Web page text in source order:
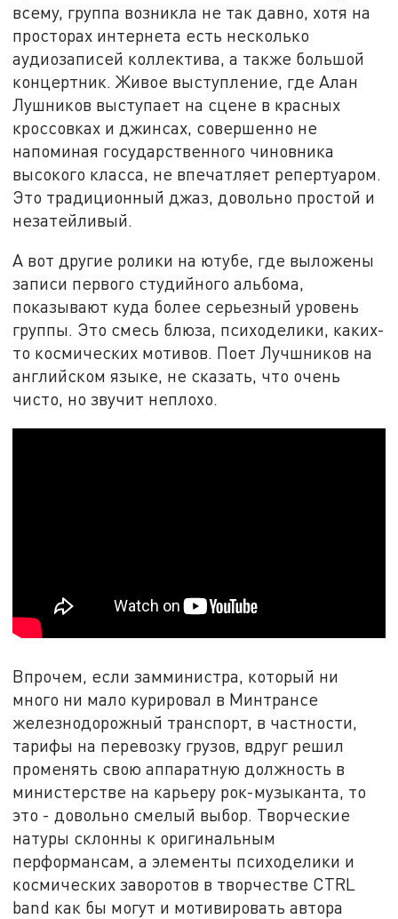
всему, группа возникла не так давно, хотя на
просторах интернета есть несколько
аудиозаписей коллектива, а также большой
концертник. Живое выступление, где Алан
Лушников выступает на сцене в красных
кроссовках и джинсах, совершенно не
напоминая государственного чиновника
высокого класса, не впечатляет репертуаром.
Это традиционный джаз, довольно простой и
незатейливый.
А вот другие ролики на ютубе, где выложены
записи первого студийного альбома,
показывают куда более серьезный уровень
группы. Это смесь блюза, психоделики, каких-
то космических мотивов. Поет Лучшников на
английском языке, не сказать, что очень
чисто, но звучит неплохо.
Впрочем, если замминистра, который ни
много ни мало курировал в Минтрансе
железнодорожный транспорт, в частности,
тарифы на перевозку грузов, вдруг решил
променять свою аппаратную должность в
министерстве на карьеру рок-музыканта, то
это - довольно смелый выбор. Творческие
натуры склонны к оригинальным
перформансам, а элементы психоделики и
космических заворотов в творчестве CTRL
band как бы могут и мотивировать автора